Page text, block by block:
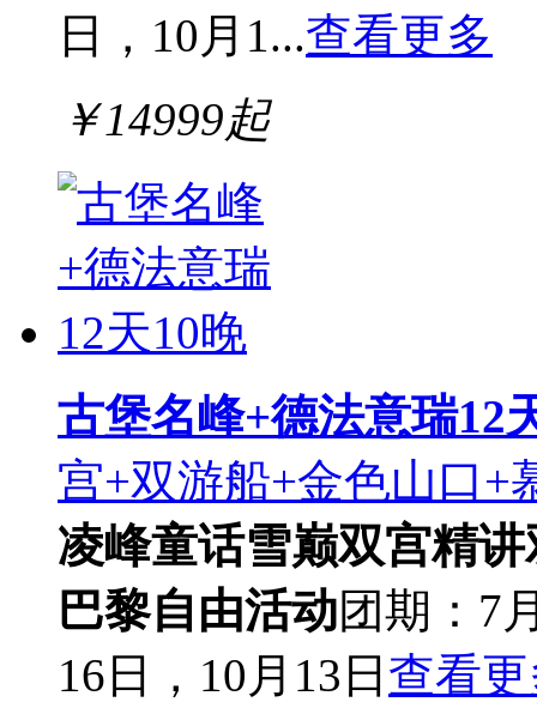
日，10月1...查看更多
￥14999起
古堡名峰+德法意瑞12
宫+双游船+金色山口+
凌峰童话雪巅双宫精讲
巴黎自由活动团期：7
16日，10月13日 查看